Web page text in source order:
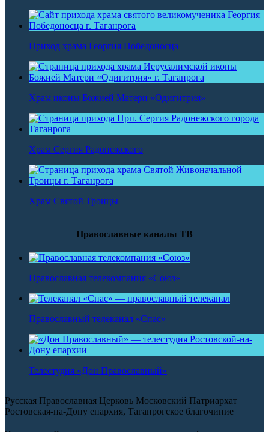
Приход храма Георгия Победоносца
Храм иконы Божией Матери «Одигитрия»
Храм Сергия Радонежского
Храм Святой Троицы
Православные каналы ТВ
Православная телекомпания «Союз»
Православный телеканал «Спас»
Телестудия «Дон Православный»
Русская Православная Церковь Московский Патриархат
Ростовская-на-Дону епархия, Таганрогское благочиние